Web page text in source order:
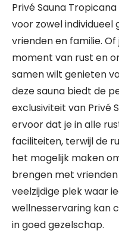
Privé Sauna
voor zowel individueel
vrienden en familie.
moment van rust en
samen wilt genieten
deze sauna biedt de
exclusiviteit van Privé
ervoor dat je in alle
faciliteiten, terwijl de
het mogelijk maken
brengen met
veelzijdige plek waar
wellnesservaring kan
in goed gezelschap.